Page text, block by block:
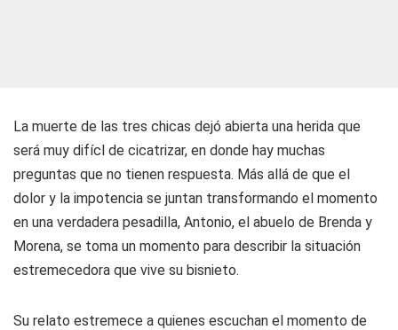
La muerte de las tres chicas dejó abierta una herida que
será muy difícl de cicatrizar, en donde hay muchas
preguntas que no tienen respuesta. Más allá de que el
dolor y la impotencia se juntan transformando el momento
en una verdadera pesadilla, Antonio, el abuelo de Brenda y
Morena, se toma un momento para describir la situación
estremecedora que vive su bisnieto.
Su relato estremece a quienes escuchan el momento de